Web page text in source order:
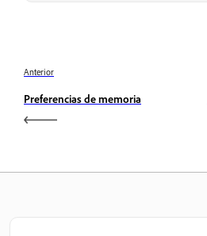
Anterior
Preferencias de memoria